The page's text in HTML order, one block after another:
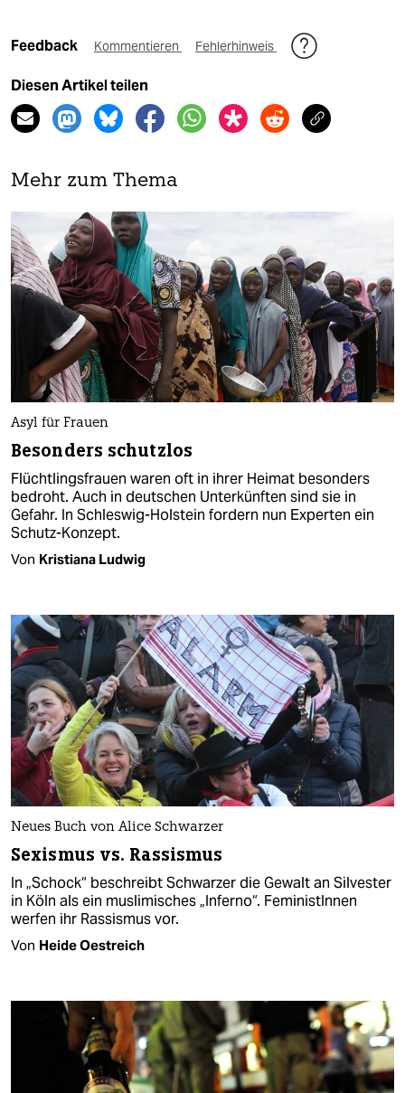
Feedback Kommentieren Fehlerhinweis
Diesen Artikel teilen
Mehr zum Thema
Asyl für Frauen
Besonders schutzlos
Flüchtlingsfrauen waren oft in ihrer Heimat besonders
bedroht. Auch in deutschen Unterkünften sind sie in
Gefahr. In Schleswig-Holstein fordern nun Experten ein
Schutz-Konzept.
Von Kristiana Ludwig
Neues Buch von Alice Schwarzer
Sexismus vs. Rassismus
In „Schock“ beschreibt Schwarzer die Gewalt an Silvester
in Köln als ein muslimisches „Inferno“. FeministInnen
werfen ihr Rassismus vor.
Von Heide Oestreich